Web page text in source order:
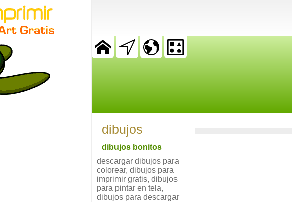
dibujos
dibujos bonitos
descargar dibujos para
colorear, dibujos para
imprimir gratis, dibujos
para pintar en tela,
dibujos para descargar